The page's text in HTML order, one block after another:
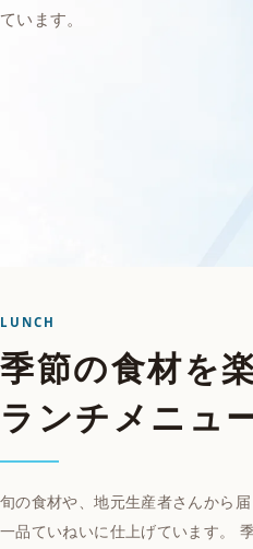
ています。
LUNCH
季節の食材を
ランチメニュー
旬の食材や、地元生産者さんから
一品ていねいに仕上げています。